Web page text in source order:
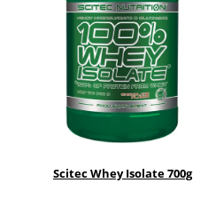
Scitec Whey Isolate 700g